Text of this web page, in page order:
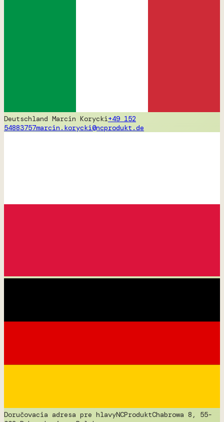
Deutschland Marcin Korycki+49 152
54883757marcin.korycki@ncprodukt.de
Doručovacia adresa pre hlavyNCProduktChabrowa 8, 55-